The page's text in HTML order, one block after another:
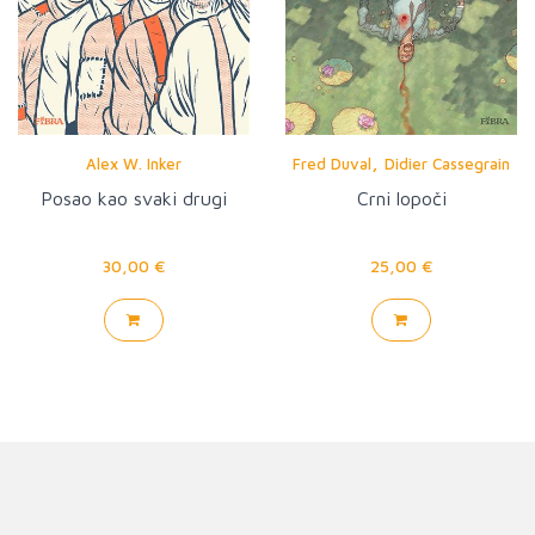
Alex W. Inker
Posao kao svaki drugi
30,00 €
Fred Duval Didier Cassegrain
Crni lopoči
25,00 €